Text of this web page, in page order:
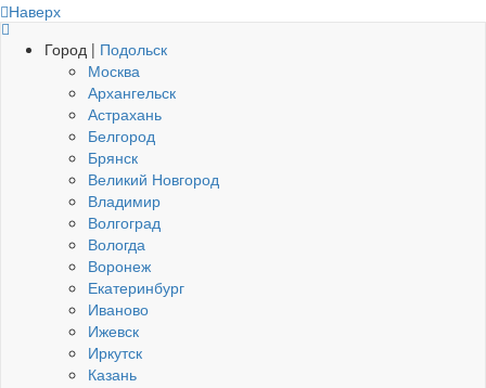
Наверх
Город | Подольск
Москва
Архангельск
Астрахань
Белгород
Брянск
Великий Новгород
Владимир
Волгоград
Вологда
Воронеж
Екатеринбург
Иваново
Ижевск
Иркутск
Казань